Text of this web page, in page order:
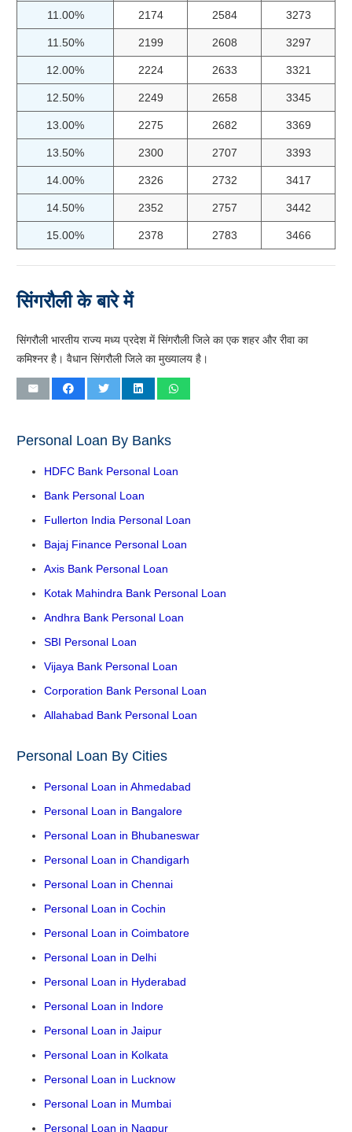
11.00% 2174 2584 3273
11.50% 2199 2608 3297
12.00% 2224 2633 3321
12.50% 2249 2658 3345
13.00% 2275 2682 3369
13.50% 2300 2707 3393
14.00% 2326 2732 3417
14.50% 2352 2757 3442
15.00% 2378 2783 3466
सिंगरौली के बारे में
सिंगरौली भारतीय राज्य मध्य प्रदेश में सिंगरौली जिले का एक शहर और रीवा का
कमिश्नर है। वैधान सिंगरौली जिले का मुख्यालय है।
Personal Loan By Banks
HDFC Bank Personal Loan
Bank Personal Loan
Fullerton India Personal Loan
Bajaj Finance Personal Loan
Axis Bank Personal Loan
Kotak Mahindra Bank Personal Loan
Andhra Bank Personal Loan
SBI Personal Loan
Vijaya Bank Personal Loan
Corporation Bank Personal Loan
Allahabad Bank Personal Loan
Personal Loan By Cities
Personal Loan in Ahmedabad
Personal Loan in Bangalore
Personal Loan in Bhubaneswar
Personal Loan in Chandigarh
Personal Loan in Chennai
Personal Loan in Cochin
Personal Loan in Coimbatore
Personal Loan in Delhi
Personal Loan in Hyderabad
Personal Loan in Indore
Personal Loan in Jaipur
Personal Loan in Kolkata
Personal Loan in Lucknow
Personal Loan in Mumbai
Personal Loan in Nagpur